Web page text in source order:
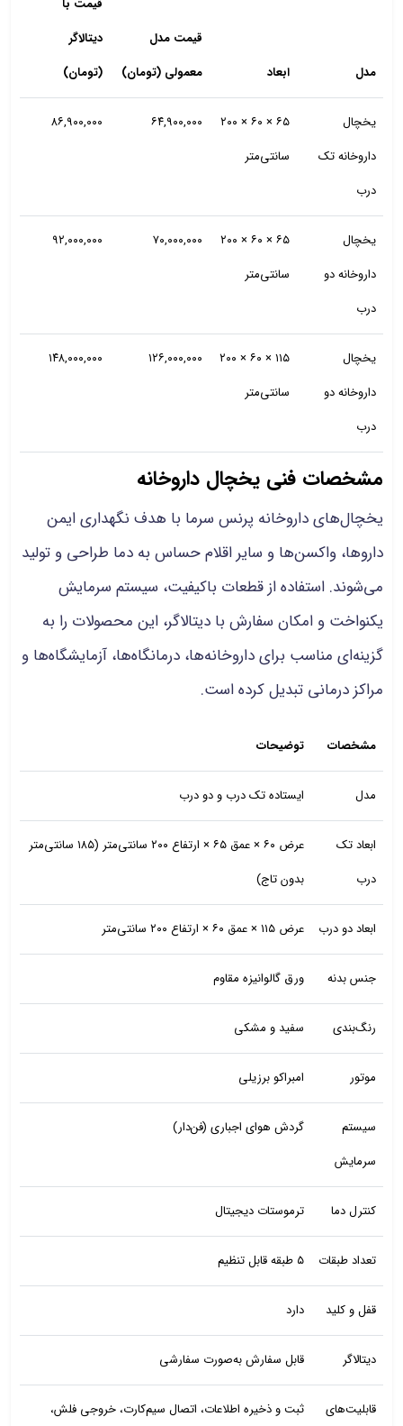
مدل ابعاد
قیمت مدل
معمولی (تومان)
قیمت با
دیتالاگر
(تومان)
یخچال
داروخانه تک
درب
۶۵ × ۶۰ × ۲۰۰
سانتی‌متر
۶۴,۹۰۰,۰۰۰ ۸۶,۹۰۰,۰۰۰
یخچال
داروخانه دو
درب
۶۵ × ۶۰ × ۲۰۰
سانتی‌متر
۷۰,۰۰۰,۰۰۰ ۹۲,۰۰۰,۰۰۰
یخچال
داروخانه دو
درب
۱۱۵ × ۶۰ × ۲۰۰
سانتی‌متر
۱۲۶,۰۰۰,۰۰۰ ۱۴۸,۰۰۰,۰۰۰
مشخصات فنی یخچال داروخانه
یخچال‌های داروخانه پرنس سرما با هدف نگهداری ایمن
داروها، واکسن‌ها و سایر اقلام حساس به دما طراحی و تولید
می‌شوند. استفاده از قطعات باکیفیت، سیستم سرمایش
یکنواخت و امکان سفارش با دیتالاگر، این محصولات را به
گزینه‌ای مناسب برای داروخانه‌ها، درمانگاه‌ها، آزمایشگاه‌ها و
مراکز درمانی تبدیل کرده است.
مشخصات توضیحات
مدل ایستاده تک درب و دو درب
ابعاد تک
درب
عرض ۶۰ × عمق ۶۵ × ارتفاع ۲۰۰ سانتی‌متر (۱۸۵ سانتی‌متر
بدون تاج)
ابعاد دو درب عرض ۱۱۵ × عمق ۶۰ × ارتفاع ۲۰۰ سانتی‌متر
جنس بدنه ورق گالوانیزه مقاوم
رنگ‌بندی سفید و مشکی
موتور امبراکو برزیلی
سیستم
سرمایش
گردش هوای اجباری (فن‌دار)
کنترل دما ترموستات دیجیتال
تعداد طبقات ۵ طبقه قابل تنظیم
قفل و کلید دارد
دیتالاگر قابل سفارش به‌صورت سفارشی
قابلیت‌های
ثبت و ذخیره اطلاعات، اتصال سیم‌کارت، خروجی فلش،